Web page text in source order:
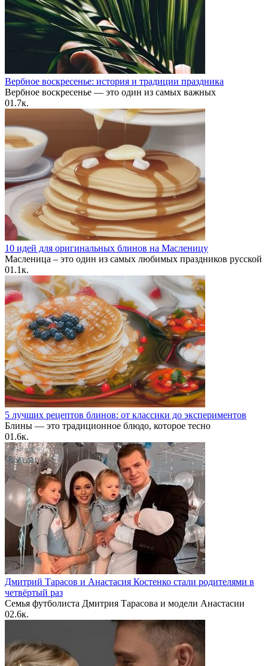
Вербное воскресенье: история и традиции праздника
Вербное воскресенье — это один из самых важных
01.7к.
10 идей для оригинальных блинов на Масленицу
Масленица – это один из самых любимых праздников русской
01.1к.
5 лучших рецептов блинов: от классики до экспериментов
Блины — это традиционное блюдо, которое тесно
01.6к.
Дмитрий Тарасов и Анастасия Костенко стали родителями в
четвёртый раз
Семья футболиста Дмитрия Тарасова и модели Анастасии
02.6к.